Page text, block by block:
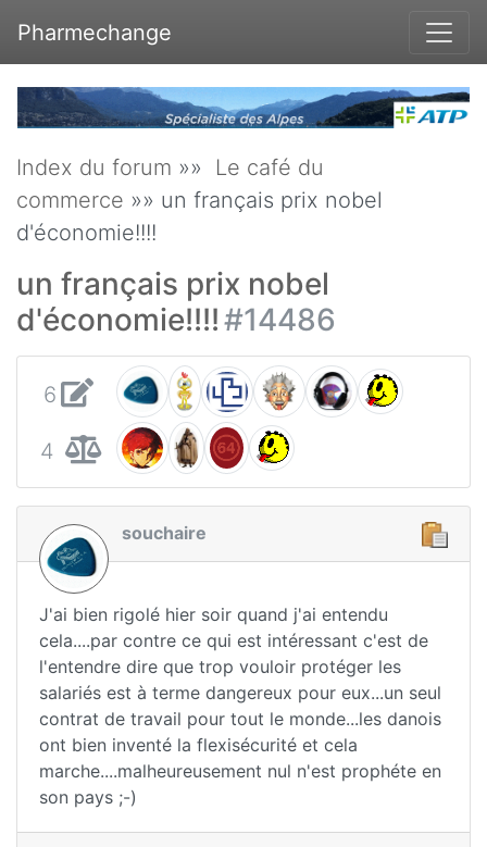
Pharmechange
Index du forum »» Le café du
commerce »» un français prix nobel
d'économie!!!!
un français prix nobel
d'économie!!!!#14486
6
4
souchaire
J'ai bien rigolé hier soir quand j'ai entendu
cela....par contre ce qui est intéressant c'est de
l'entendre dire que trop vouloir protéger les
salariés est à terme dangereux pour eux...un seul
contrat de travail pour tout le monde...les danois
ont bien inventé la flexisécurité et cela
marche....malheureusement nul n'est prophéte en
son pays ;-)